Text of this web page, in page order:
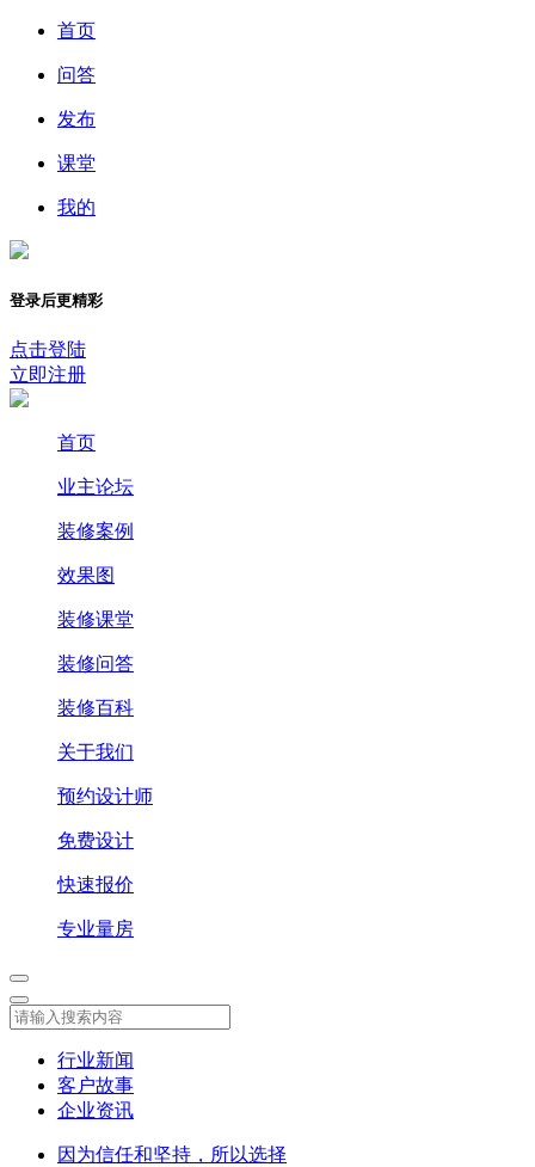
首页
问答
发布
课堂
我的
登录后更精彩
点击登陆
立即注册
首页
业主论坛
装修案例
效果图
装修课堂
装修问答
装修百科
关于我们
预约设计师
免费设计
快速报价
专业量房
行业新闻
客户故事
企业资讯
因为信任和坚持，所以选择